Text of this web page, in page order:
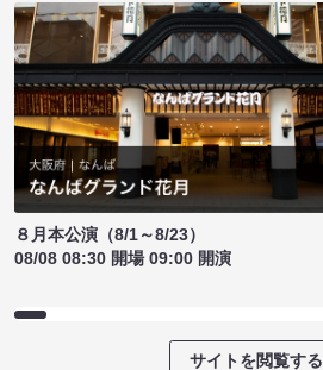
８月本公演（8/1～8/23）
08/08 08:30 開場 09:00 開演
サイトを閲覧する